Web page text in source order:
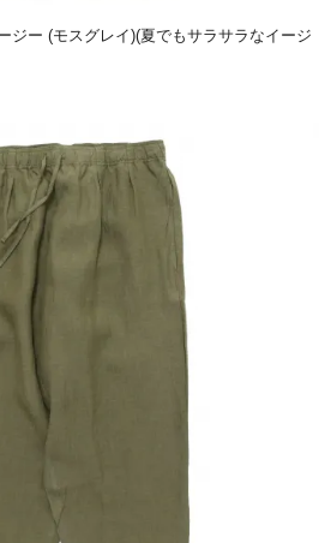
ジー (モスグレイ)(夏でもサラサラなイージ